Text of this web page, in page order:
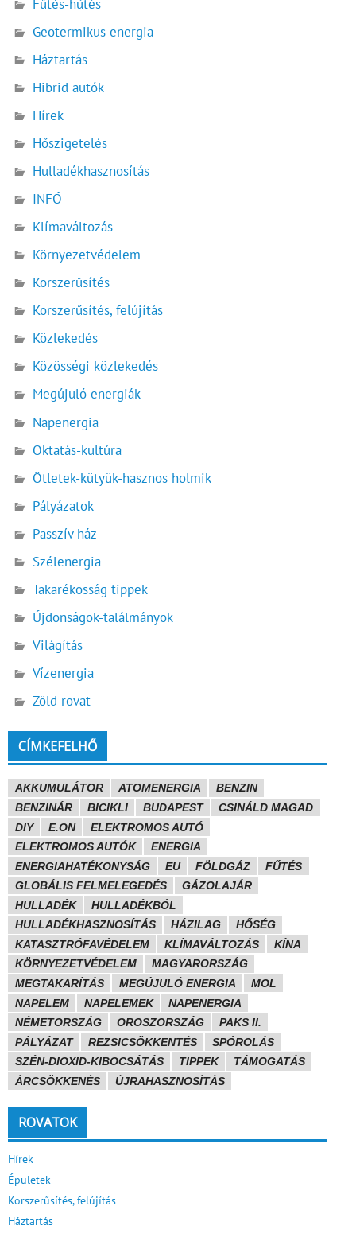
Fűtés-hűtés
Geotermikus energia
Háztartás
Hibrid autók
Hírek
Hőszigetelés
Hulladékhasznosítás
INFÓ
Klímaváltozás
Környezetvédelem
Korszerűsítés
Korszerűsítés, felújítás
Közlekedés
Közösségi közlekedés
Megújuló energiák
Napenergia
Oktatás-kultúra
Ötletek-kütyük-hasznos holmik
Pályázatok
Passzív ház
Szélenergia
Takarékosság tippek
Újdonságok-találmányok
Világítás
Vízenergia
Zöld rovat
CÍMKEFELHŐ
AKKUMULÁTOR ATOMENERGIA
BENZIN
BENZINÁR
BICIKLI BUDAPEST
CSINÁLD MAGAD
DIY
E.ON
ELEKTROMOS AUTÓ
ELEKTROMOS AUTÓK
ENERGIA
ENERGIAHATÉKONYSÁG
EU FÖLDGÁZ
FŰTÉS
GLOBÁLIS FELMELEGEDÉS
GÁZOLAJÁR
HULLADÉK
HULLADÉKBÓL
HULLADÉKHASZNOSÍTÁS
HÁZILAG
HŐSÉG
KATASZTRÓFAVÉDELEM
KLÍMAVÁLTOZÁS
KÍNA
KÖRNYEZETVÉDELEM
MAGYARORSZÁG
MEGTAKARÍTÁS
MEGÚJULÓ ENERGIA
MOL
NAPELEM
NAPELEMEK
NAPENERGIA
NÉMETORSZÁG
OROSZORSZÁG
PAKS II.
PÁLYÁZAT
REZSICSÖKKENTÉS
SPÓROLÁS
SZÉN-DIOXID-KIBOCSÁTÁS
TIPPEK
TÁMOGATÁS
ÁRCSÖKKENÉS
ÚJRAHASZNOSÍTÁS
ROVATOK
Hírek
Épületek
Korszerűsítés, felújítás
Háztartás